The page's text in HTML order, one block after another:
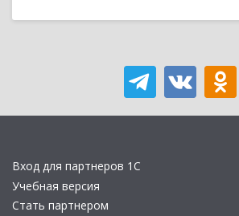
Вход для партнеров 1С
Учебная версия
Стать партнером